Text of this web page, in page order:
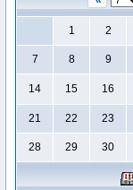
1 2
7 8 9
14 15 16
21 22 23
28 29 30